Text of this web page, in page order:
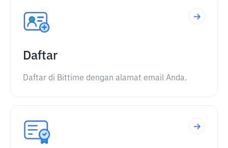
Daftar
Daftar di Bittime dengan alamat email Anda.